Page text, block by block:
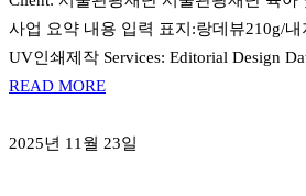
사업 요약 내용 입력 표지:랑데뷰210g/내
UV인쇄제작 Services: Editorial Design
READ MORE
2025년 11월 23일